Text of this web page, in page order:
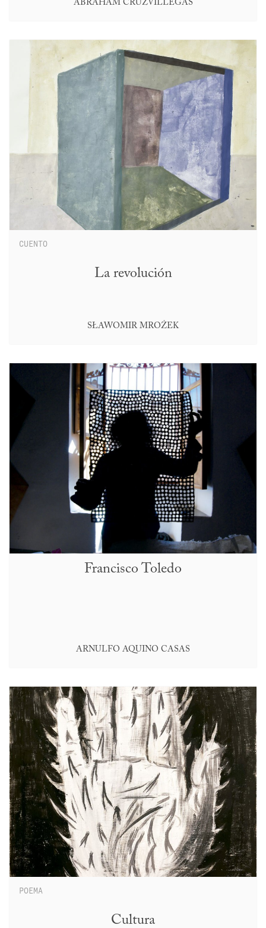
ABRAHAM CRUZVILLEGAS
CUENTO
La revolución
SŁAWOMIR MROŻEK
Francisco Toledo
ARNULFO AQUINO CASAS
POEMA
Cultura